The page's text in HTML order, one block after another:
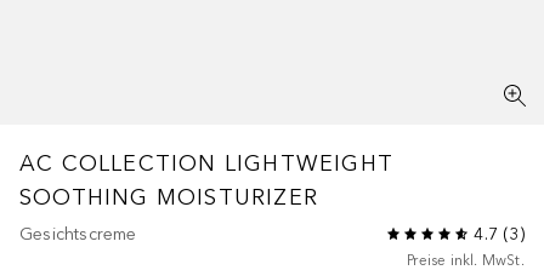
AC COLLECTION LIGHTWEIGHT
SOOTHING MOISTURIZER
Gesichtscreme 4.7 (3)
Preise inkl. MwSt.